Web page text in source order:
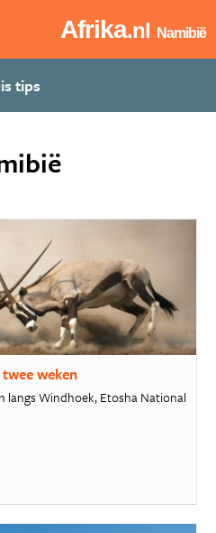
Afrika.nl Namibië
weken
langs Windhoek, Etosha National